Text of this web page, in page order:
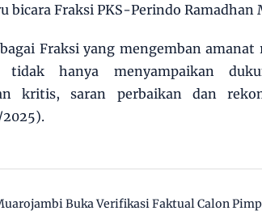
bicara Fraksi PKS-Perindo Ramadhan
Fraksi yang mengemban amanat
tidak hanya menyampaikan
kritis, saran perbaikan dan
2025).
Buka Verifikasi Faktual Calon